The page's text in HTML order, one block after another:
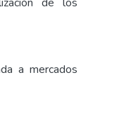
a mercados